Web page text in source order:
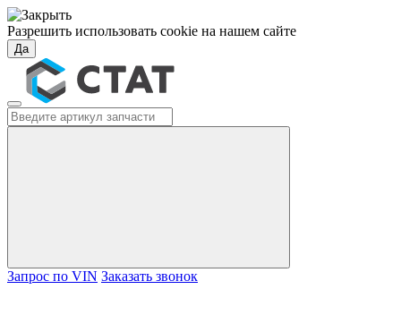
Разрешить использовать cookie на нашем сайте
Да
Запрос по VIN Заказать звонок